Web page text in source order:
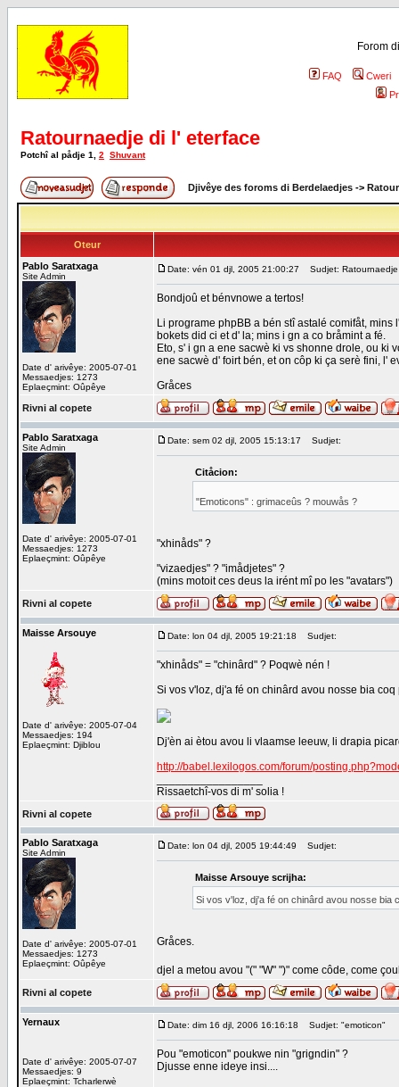
Forom
FAQ
Cweri
Ratournaedje di l' eterface
Potchî al pådje 1 2 Shuvant
Djivêye des foroms di Berdelaedjes ->
Oteur
Pablo Saratxaga
Site Admin
Date d' arivêye: 2005-07-01
Messaedjes: 1273
Eplaeçmint: Oûpêye
Date: vén 01 djl, 2005 21:00:27 Sudjet:
Bondjoû et bénvnowe a tertos!
Li programe phpBB a bén stî astalé comifåt,
bokets did ci et d' la; mins i gn a co bråmint a fé.
Eto, s' i gn a ene sacwè ki vs shonne drole, ou ki
ene sacwè d' foirt bén, et on côp ki ça serè fini, l'
Gråces
Rivni al copete
Pablo Saratxaga
Site Admin
Date d' arivêye: 2005-07-01
Messaedjes: 1273
Eplaeçmint: Oûpêye
Date: sem 02 djl, 2005 15:13:17 Sudjet:
Citåcion:
"Emoticons" : grimaceûs ? mouwås ?
"xhinåds" ?
"vizaedjes" ? "imådjetes" ?
(mins motoit ces deus la irént mî po les "avatars")
Rivni al copete
Maisse Arsouye
Date d' arivêye: 2005-07-04
Messaedjes: 194
Eplaeçmint: Djiblou
Date: lon 04 djl, 2005 19:21:18 Sudjet:
"xhinåds" = "chinârd" ? Poqwè nén !
Si vos v'loz, dj'a fé on chinârd avou nosse bia
Dj'èn ai ètou avou li vlaamse leeuw, li drapia
http://babel.lexilogos.com/forum/
Rissaetchî-vos di m' solia !
Rivni al copete
Pablo Saratxaga
Site Admin
Date d' arivêye: 2005-07-01
Messaedjes: 1273
Eplaeçmint: Oûpêye
Date: lon 04 djl, 2005 19:44:49 Sudjet:
Maisse Arsouye scrijha:
Si vos v'loz, dj'a fé on chinârd avou nosse bia
Gråces.
djel a metou avou "(" "W" ")" come côde, come
Rivni al copete
Yernaux
Date d' arivêye: 2005-07-07
Messaedjes: 9
Eplaeçmint: Tcharlerwè
Date: dim 16 djl, 2006 16:16:18 Sudjet: "emoticon"
Pou "emoticon" poukwe nin "grigndin" ?
Djusse enne ideye insi....